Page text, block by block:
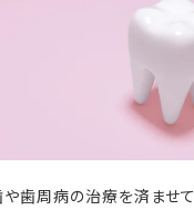
歯周病の治療を済ませ